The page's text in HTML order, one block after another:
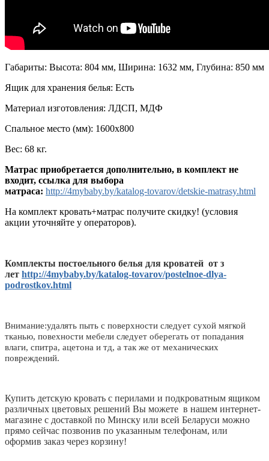
Габариты: Высота: 804 мм, Ширина: 1632 мм, Глубина: 850 мм
Ящик для хранения белья: Есть
Материал изготовления: ЛДСП, МДФ
Спальное место (мм): 1600х800
Вес: 68 кг.
Матрас приобретается дополнительно, в комплект не
входит, ссылка для выбора
матраса: http://4mybaby.by/katalog-tovarov/detskie-matrasy.html
На комплект кровать+матрас получите скидку! (условия
акции уточняйте у операторов).
Комплекты постоельного белья для кроватей от з
лет http://4mybaby.by/katalog-tovarov/postelnoe-dlya-
podrostkov.html
Внимание:удалять пыть с поверхности следует сухой мягкой
тканью, повехности мебели следует оберегать от попадания
влаги, спитра, ацетона и тд, а так же от механических
повреждений.
Купить детскую кровать с перилами и подкроватным ящиком
различных цветовых решений Вы можете в нашем интернет-
магазине с доставкой по Минску или всей Беларуси можно
прямо сейчас позвонив по указанным телефонам, или
оформив заказ через корзину!